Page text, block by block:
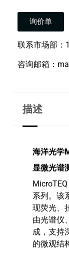
询价单
联系市场部：
咨询邮箱：
描述
海洋光学
显微光谱
系列。该
现荧光、
由光谱仪
成，支持
的微观结